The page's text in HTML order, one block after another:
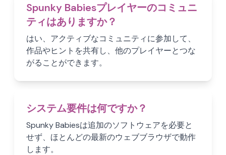
Spunky Babiesプレイヤーのコミュニ
ティはありますか？
はい、アクティブなコミュニティに参加して、
作品やヒントを共有し、他のプレイヤーとつな
がることができます。
システム要件は何ですか？
Spunky Babiesは追加のソフトウェアを必要と
せず、ほとんどの最新のウェブブラウザで動作
します。